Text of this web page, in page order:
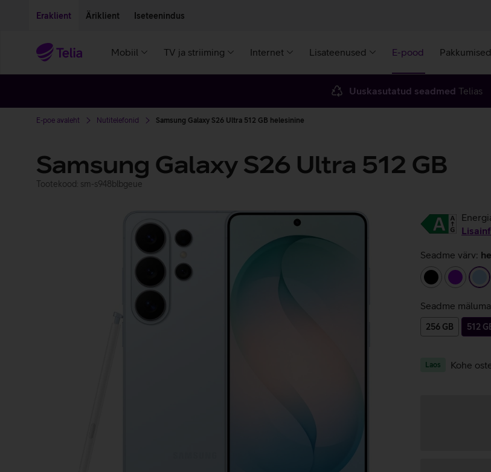
Eraklient Äriklient Iseteenindus
Mobiil TV ja striiming Internet Lisateenused E-pood Pakkumised
Uuskasutatud seadmed Telias
E-poe avaleht Nutitelefonid Samsung Galaxy S26 Ultra 512 GB helesinine
Samsung Galaxy S26 Ultra 512 GB
Tootekood: sm-s948blbgeue
Seadme värv:
must
lilla
Seadme
256 GB 512
Laos Kohe